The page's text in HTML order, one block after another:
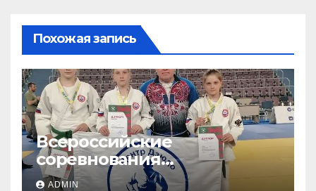
Похожая запись
Всероссийские
соревнования
«ЛОКОДЗЮДО»!
ADMIN